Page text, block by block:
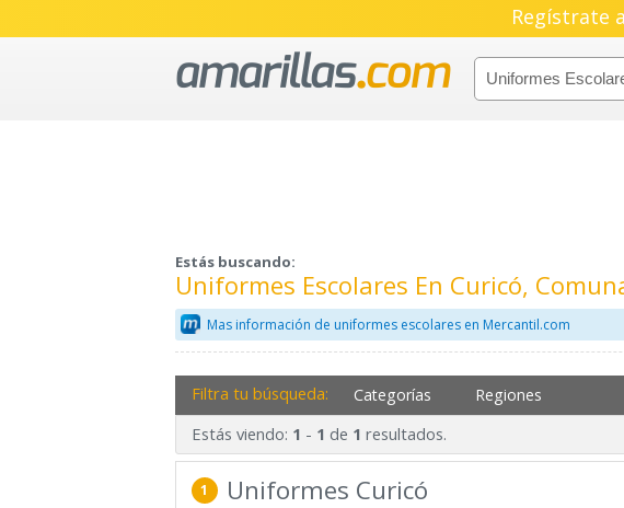
Regístrate
Estás buscando:
Uniformes Escolares En Curicó,
Mas información de uniformes escolares en Mercantil.com
Filtra tu búsqueda: Categorías Regiones
Estás viendo: 1 - 1 de 1 resultados.
1 Uniformes Curicó